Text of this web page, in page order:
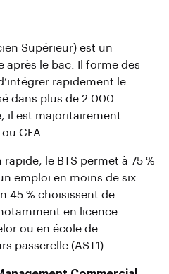
Supérieur) est un
après le bac. Il forme des
rapidement le
dans plus de 2 000
il est majoritairement
CFA.
le BTS permet à 75 %
emploi en moins de six
45 % choisissent de
en licence
ou en école de
passerelle (AST1).